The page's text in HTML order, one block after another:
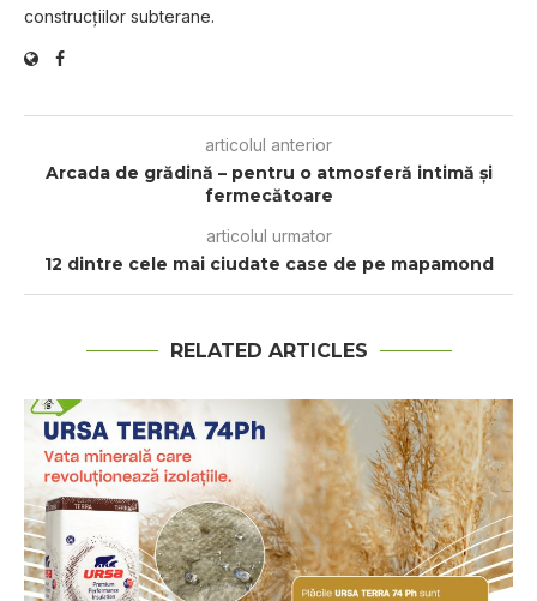
construcţiilor subterane.
articolul anterior
Arcada de grădină – pentru o atmosferă intimă şi
fermecătoare
articolul urmator
12 dintre cele mаі ciudate саѕе de pe mapamond
RELATED ARTICLES